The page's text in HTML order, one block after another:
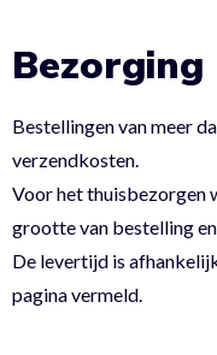
Bestellingen van meer
verzendkosten.
Voor het thuisbezorgen
grootte van bestelling
De levertijd is
pagina vermeld.